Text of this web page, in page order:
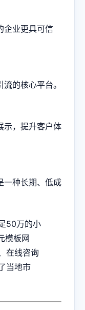
企业更具可信
的核心平台。
示，提升客户体
一种长期、低成
50万的小
模板网
在线咨询
当地市